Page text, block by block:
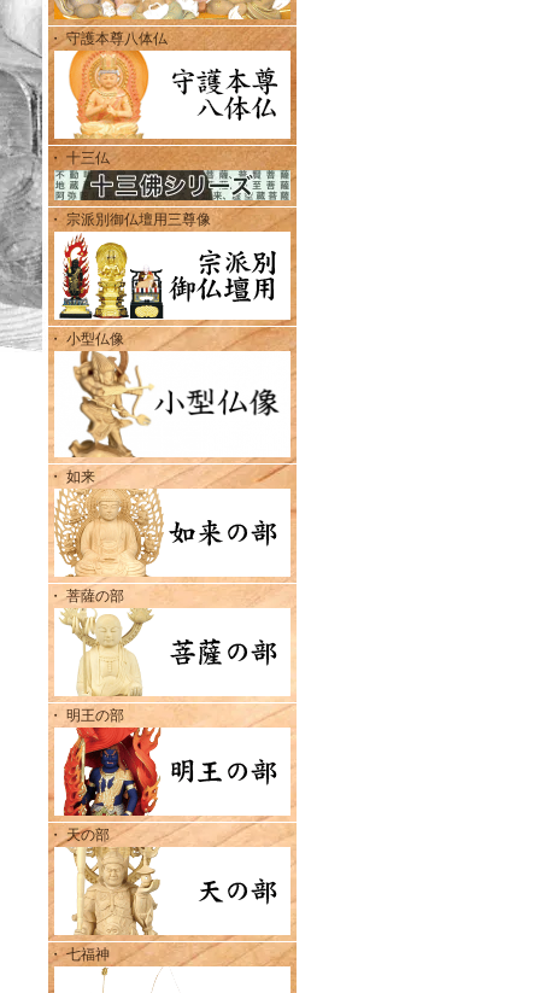
・ 守護本尊八体仏
・ 十三仏
・ 宗派別御仏壇用三尊像
・ 小型仏像
・ 如来
・ 菩薩の部
・ 明王の部
・ 天の部
・ 七福神